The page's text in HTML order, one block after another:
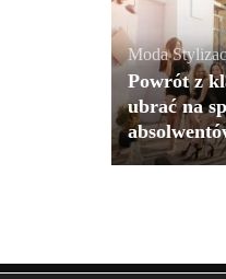
Moda,
Powrót z
ubrać na